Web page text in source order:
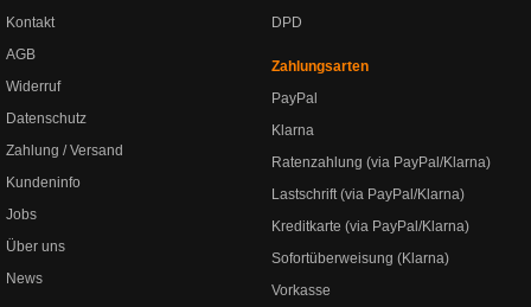
Kontakt
AGB
Widerruf
Datenschutz
Zahlung / Versand
Kundeninfo
Jobs
Über uns
News
DPD
Zahlungsarten
PayPal
Klarna
Ratenzahlung (via PayPal/Klarna)
Lastschrift (via PayPal/Klarna)
Kreditkarte (via PayPal/Klarna)
Sofortüberweisung (Klarna)
Vorkasse